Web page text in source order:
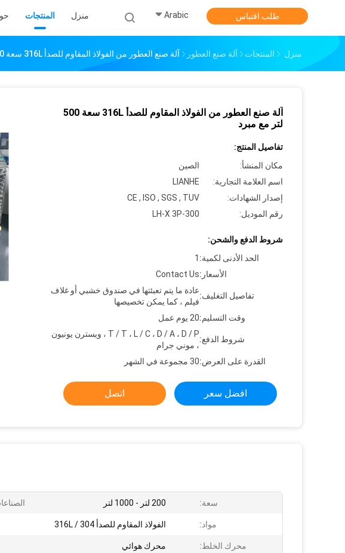
منزل المنتجات Arabic طلب اقتباس
منزل المنتجات آلة صنع العطور آلة صنع العطور من الفولاذ المقاوم للصدأ 316L سعة 500 لتر مع مبرد
آلة صنع العطور من الفولاذ المقاوم للصدأ 316L سعة 500
لتر مع مبرد
تفاصيل المنتج:
مكان المنشأ:
الصين
اسم العلامة التجارية:
LIANHE
إصدار الشهادات:
CE , ISO , SGS , TUV
رقم الموديل:
LH-X 3P-300
شروط الدفع والشحن:
الحد الأدنى لكمية: 1
الأسعار:Contact Us
تفاصيل التغليف:
عادة ما يتم تعبئتها في صندوق خشبي أو غلاف
فيلم ، كما يمكن تخصيصها
وقت التسليم:20 يوم عمل
شروط الدفع:
T / T ، L / C ، D / A ، D / P ، ويسترن يونيون
، موني جرام
القدرة على العرض:30 مجموعة في الشهر
افضل سعر اتصل
سعة: 200 لتر - 1000 لتر
مواد: الفولاذ المقاوم للصدأ 304 / 316L
محرك الخلط: محرك هوائي